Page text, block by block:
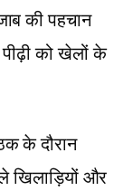
की पहचान
को खेलों के
के दौरान
खिलाड़ियों और